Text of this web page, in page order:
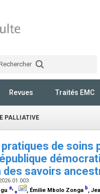
Revues Traités EMC
PALLIATIVE
de
des savoirs
a,⁎ , Émilie Mbolo Zonga b,